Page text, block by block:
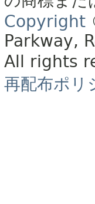
Copyright
Parkway,
All rights
再配布ポリ